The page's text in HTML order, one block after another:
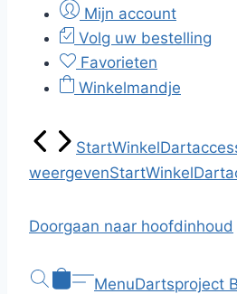
Mijn account
Volg uw bestelling
Favorieten
Winkelmandje
StartWinkel
weergevenStartWinkel
Doorgaan naar hoofdinhoud
MenuDartsproject